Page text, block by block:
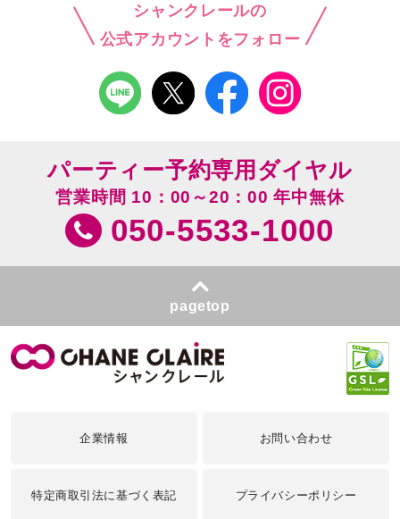
シャンクレールの
公式アカウントをフォロー
パーティー予約専用ダイヤル
営業時間 10：00～20：00 年中無休
050-5533-1000
pagetop
企業情報 お問い合わせ
特定商取引法に基づく表記 プライバシーポリシー